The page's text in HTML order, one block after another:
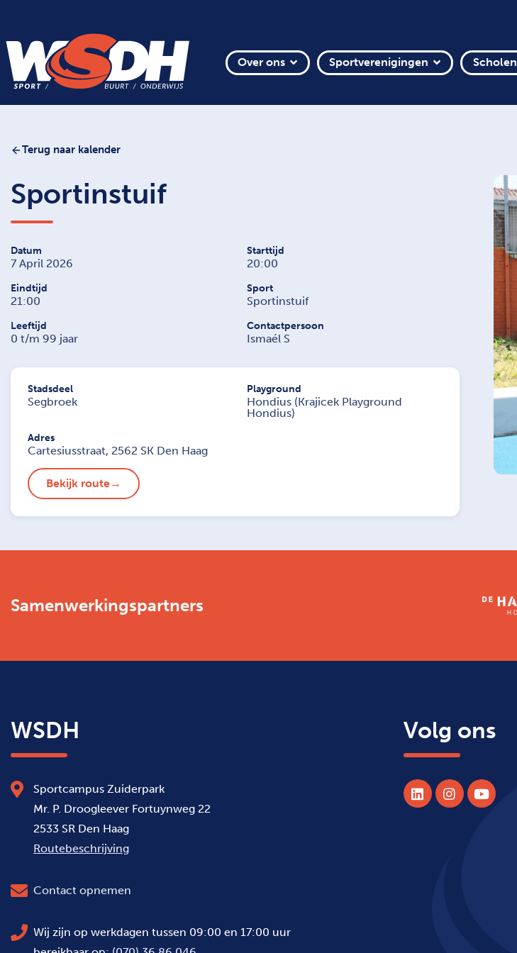
Over ons Sportverenigingen Scholen
Terug naar kalender
Sportinstuif
Datum
7 April 2026
Starttijd
20:00
Eindtijd
21:00
Sport
Sportinstuif
Leeftijd
0 t/m 99 jaar
Contactpersoon
Ismaél S
Stadsdeel
Segbroek
Playground
Hondius (Krajicek Playground
Hondius)
Adres
Cartesiusstraat, 2562 SK Den Haag
Bekijk route
Samenwerkingspartners
WSDH
Sportcampus Zuiderpark
Mr. P. Droogleever Fortuynweg 22
2533 SR Den Haag
Routebeschrijving
Contact opnemen
Wij zijn op werkdagen tussen 09:00 en 17:00 uur
Volg ons